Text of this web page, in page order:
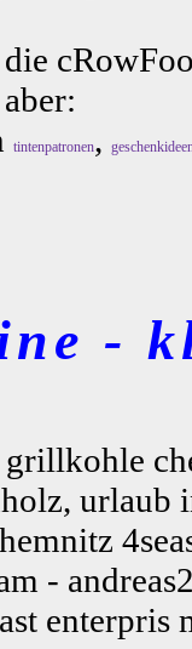
die
tintenpatronen,
-
grillkohle
urlaub
-
enterpris